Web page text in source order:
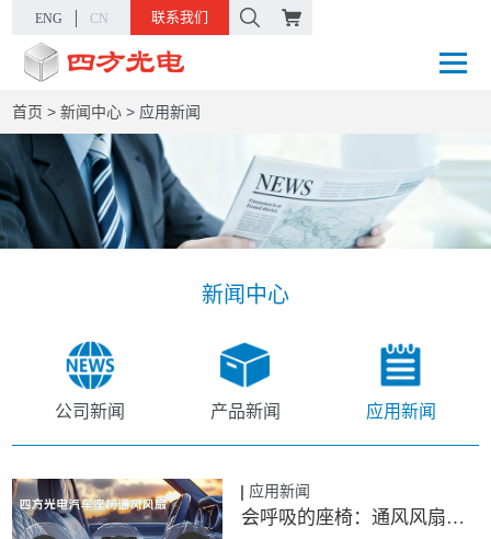
ENG CN 联系我们
首页 >新闻中心 > 应用新闻
新闻中心
公司新闻 产品新闻 应用新闻
应用新闻
会呼吸的座椅：通风风扇给汽车装上“隐形肺”